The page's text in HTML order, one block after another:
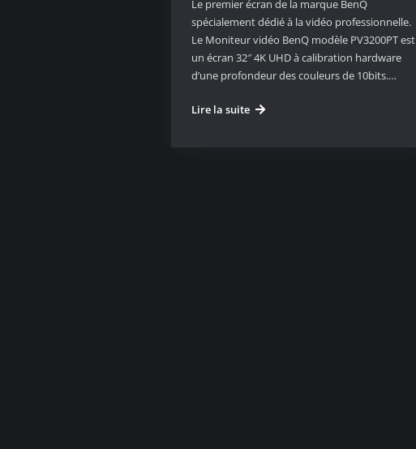
Le premier écran de la marque BenQ
spécialement dédié à la vidéo professionnelle.
Le Moniteur vidéo BenQ modèle PV3200PT est
un écran 32″ 4K UHD à calibration hardware
d’une profondeur des couleurs de 10bits.…
Lire la suiteLe